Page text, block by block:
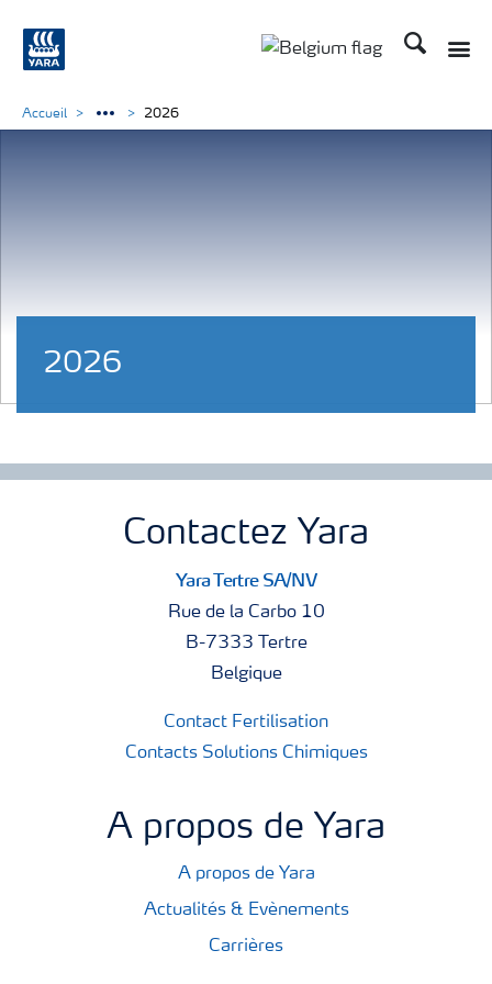
Recherche
2026
Accueil 2026
Contactez Yara
Yara Tertre SA/NV
Rue de la Carbo 10
B-7333 Tertre
Belgique
Contact Fertilisation
Contacts Solutions Chimiques
A propos de Yara
A propos de Yara
Actualités & Evènements
Carrières